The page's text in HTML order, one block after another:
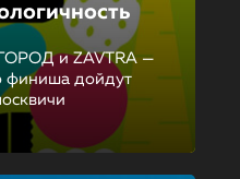
и ZAVTRA —
финиша дойдут